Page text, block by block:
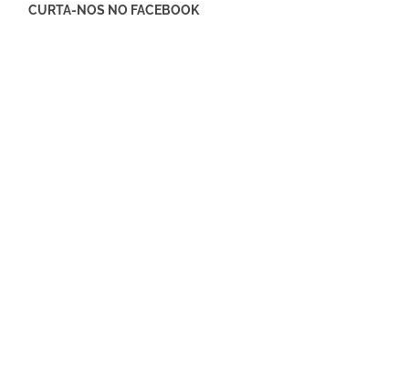
CURTA-NOS NO FACEBOOK